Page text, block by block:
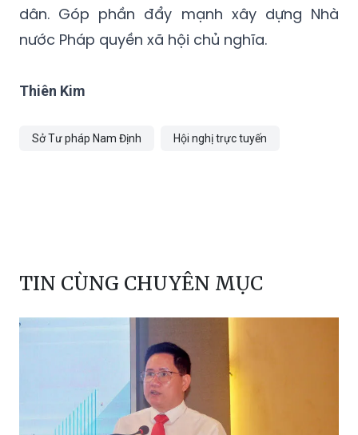
dân. Góp phần đẩy mạnh xây dựng Nhà
nước Pháp quyền xã hội chủ nghĩa.
Thiên Kim
Sở Tư pháp Nam Định Hội nghị trực tuyến
TIN CÙNG CHUYÊN MỤC